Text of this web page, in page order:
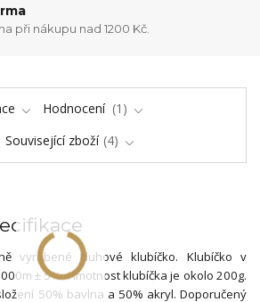
při nákupu nad 1200 Kč.
Hodnocení
1
Související zboží 4
vyrobené duhové klubíčko. Klubíčko v
± 5%. Hmotnost klubíčka je okolo 200g.
50% bavlna a 50% akryl. Doporučený